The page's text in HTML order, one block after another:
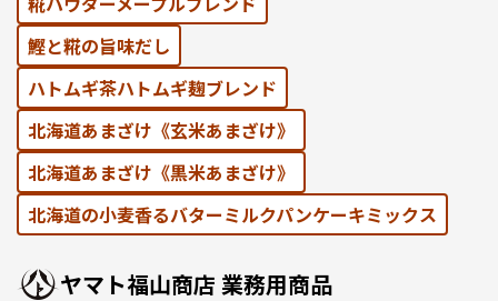
鰹と糀の旨味だし
ハトムギ茶ハトムギ麹ブレンド
北海道あまざけ《⽞⽶あまざけ》
北海道あまざけ《黒⽶あまざけ》
北海道の⼩⻨⾹るバターミルクパンケーキミックス
ヤマト福⼭商店 業務⽤商品